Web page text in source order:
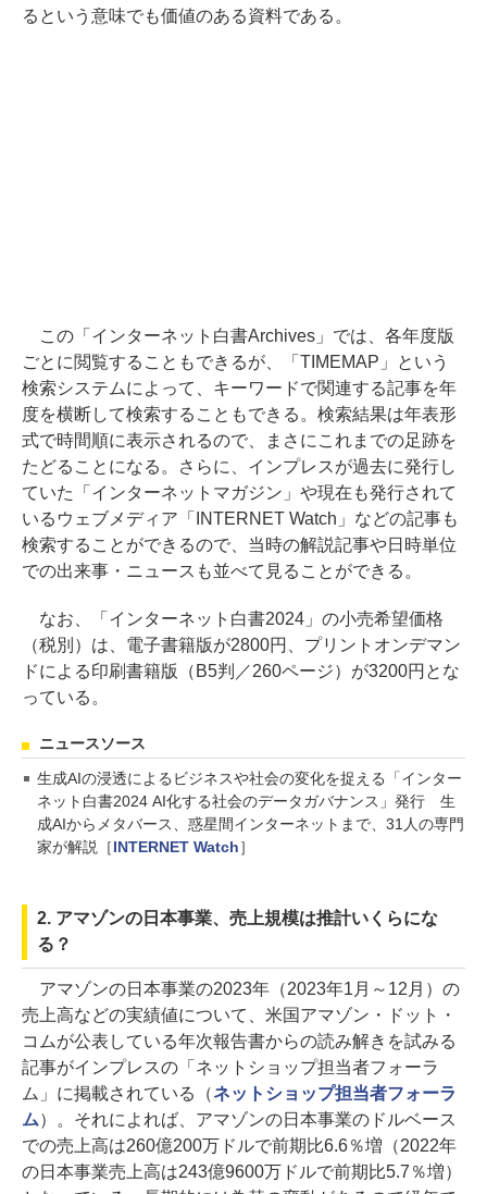
るという意味でも価値のある資料である。
この「インターネット白書Archives」では、各年度版
ごとに閲覧することもできるが、「TIMEMAP」という
検索システムによって、キーワードで関連する記事を年
度を横断して検索することもできる。検索結果は年表形
式で時間順に表示されるので、まさにこれまでの足跡を
たどることになる。さらに、インプレスが過去に発行し
ていた「インターネットマガジン」や現在も発行されて
いるウェブメディア「INTERNET Watch」などの記事も
検索することができるので、当時の解説記事や日時単位
での出来事・ニュースも並べて見ることができる。
なお、「インターネット白書2024」の小売希望価格
（税別）は、電子書籍版が2800円、プリントオンデマン
ドによる印刷書籍版（B5判／260ページ）が3200円とな
っている。
ニュースソース
生成AIの浸透によるビジネスや社会の変化を捉える「インター
ネット白書2024 AI化する社会のデータガバナンス」発行 生
成AIからメタバース、惑星間インターネットまで、31人の専門
家が解説［INTERNET Watch］
2. アマゾンの日本事業、売上規模は推計いくらにな
る？
アマゾンの日本事業の2023年（2023年1月～12月）の
売上高などの実績値について、米国アマゾン・ドット・
コムが公表している年次報告書からの読み解きを試みる
記事がインプレスの「ネットショップ担当者フォーラ
ム」に掲載されている（ネットショップ担当者フォーラ
ム）。それによれば、アマゾンの日本事業のドルベース
での売上高は260億200万ドルで前期比6.6％増（2022年
の日本事業売上高は243億9600万ドルで前期比5.7％増）